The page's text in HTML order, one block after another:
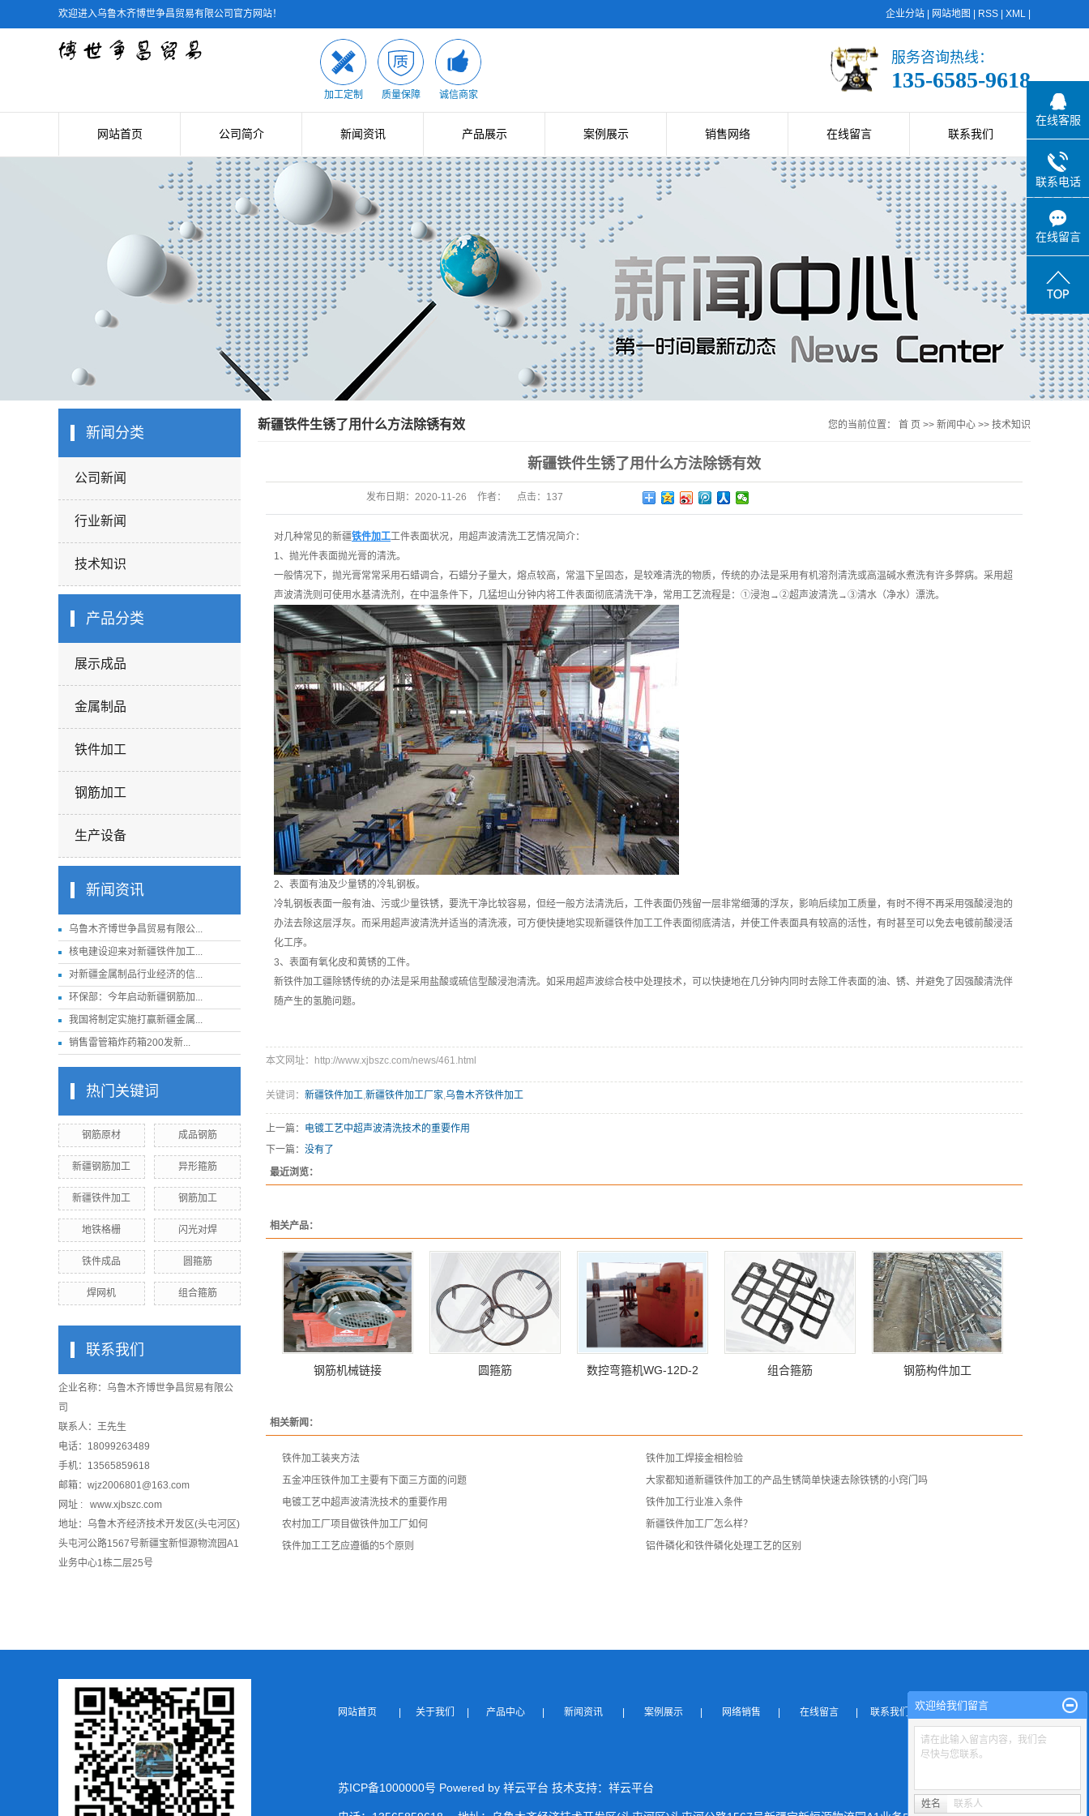
欢迎进入乌鲁木齐博世争昌贸易有限公司官方网站！ 企业分站 网站地图 RSS XML
加工定制 质量保障 诚信商家
服务咨询热线：
135-6585-9618
网站首页 公司简介
公司简介
联系我们
新闻资讯
公司新闻
行业新闻
技术知识
产品展示
展示成品
金属制品
铁件加工
钢筋加工
生产设备
案例展示
业绩展示
销售网络 在线留言 联系我们
新闻分类
公司新闻
行业新闻
技术知识
产品分类
展示成品
金属制品
铁件加工
钢筋加工
生产设备
新闻资讯
乌鲁木齐博世争昌贸易有限公...
核电建设迎来对新疆铁件加工...
对新疆金属制品行业经济的信...
环保部：今年启动新疆钢筋加...
我国将制定实施打赢新疆金属...
销售雷管箱炸药箱200发新...
热门关键词
钢筋原材 成品钢筋
新疆钢筋加工 异形箍筋
新疆铁件加工 钢筋加工
地铁格栅 闪光对焊
铁件成品 圆箍筋
焊网机 组合箍筋
联系我们
企业名称：乌鲁木齐博世争昌贸易有限公
司
联系人：王先生
电话：18099263489
手机：13565859618
邮箱：wjz2006801@163.com
网址 : www.xjbszc.com
地址：乌鲁木齐经济技术开发区(头屯河区)
头屯河公路1567号新疆宝新恒源物流园A1
业务中心1栋二层25号
新疆铁件生锈了用什么方法除锈有效 您的当前位置： 首 页 >> 新闻中心 >> 技术知识
新疆铁件生锈了用什么方法除锈有效
发布日期： 2020-11-26 作者： 点击： 137
对几种常见的新疆铁件加工工件表面状况，用超声波清洗工艺情况简介：
1、抛光件表面抛光膏的清洗。
一般情况下，抛光膏常常采用石蜡调合，石蜡分子量大，熔点较高，常温下呈固态，是较难清洗的物质，传统的办法是采用有机溶剂清洗或高温碱水煮洗有许多弊病。采用超
声波清洗则可使用水基清洗剂，在中温条件下，几猛坦山分钟内将工件表面彻底清洗干净，常用工艺流程是：①浸泡→②超声波清洗→③清水（净水）漂洗。
2、表面有油及少量锈的冷轧钢板。
冷轧钢板表面一般有油、污或少量铁锈，要洗干净比较容易，但经一般方法清洗后，工件表面仍残留一层非常细薄的浮灰，影响后续加工质量，有时不得不再采用强酸浸泡的
办法去除这层浮灰。而采用超声波清洗并适当的清洗液，可方便快捷地实现新疆铁件加工工件表面彻底清洁，并使工件表面具有较高的活性，有时甚至可以免去电镀前酸浸活
化工序。
3、表面有氧化皮和黄锈的工件。
新铁件加工疆除锈传统的办法是采用盐酸或硫信型酸浸泡清洗。如采用超声波综合枝中处理技术，可以快捷地在几分钟内同时去除工件表面的油、锈、并避免了因强酸清洗伴
随产生的氢脆问题。
本文网址：http://www.xjbszc.com/news/461.html
关键词： 新疆铁件加工,新疆铁件加工厂家,乌鲁木齐铁件加工
上一篇： 电镀工艺中超声波清洗技术的重要作用
下一篇： 没有了
最近浏览：
相关产品：
钢筋机械链接 圆箍筋 数控弯箍机WG-12D-2 组合箍筋 钢筋构件加工
相关新闻：
铁件加工装夹方法
铁件加工焊接金相检验
五金冲压铁件加工主要有下面三方面的问题
大家都知道新疆铁件加工​的产品生锈简单快速去除铁锈的小窍门吗
电镀工艺中超声波清洗技术的重要作用
铁件加工行业准入条件
农村加工厂项目做铁件加工厂如何
新疆铁件加工厂怎么样？
铁件加工工艺应遵循的5个原则
铝件磷化和铁件磷化处理工艺的区别
网站首页 关于我们 产品中心 新闻资讯 案例展示 网络销售 在线留言 联系我们
苏ICP备1000000号 Powered by 祥云平台 技术支持：祥云平台
在线客服
联系电话
在线留言
欢迎给我们留言
请在此输入留言内容，我们会
尽快与您联系。
姓名 联系人